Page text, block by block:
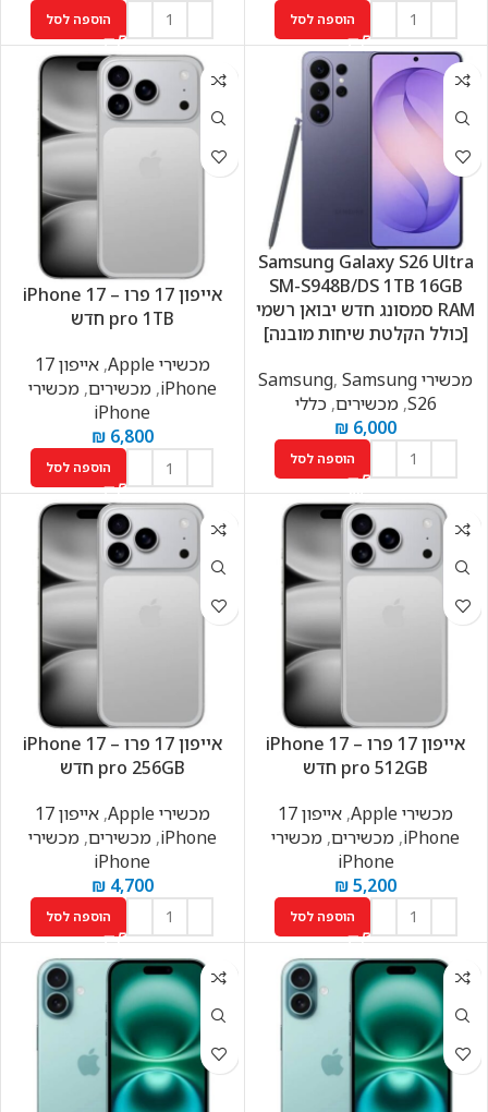
הוספה לסל הוספה לסל
Samsung Galaxy S26 Ultra
SM-S948B/DS 1TB 16GB
RAM סמסונג חדש יבואן רשמי
[כולל הקלטת שיחות מובנה]
מכשירי Samsung
,Samsung
S26
,מכשירים,כללי
₪ 6,000
הוספה לסל
אייפון 17 פרו – iPhone 17
pro 1TB חדש
מכשירי Apple
,
אייפון 17
iPhone
,מכשירים,מכשירי
iPhone
₪6,800
הוספה לסל
אייפון 17 פרו – iPhone 17
pro 512GB חדש
מכשירי Apple
,
אייפון 17
iPhone
, מכשירים, מכשירי
iPhone
₪5,200
הוספה לסל
אייפון 17 פרו – iPhone 17
pro 256GB חדש
מכשירי Apple
,
אייפון 17
iPhone
,מכשירים,מכשירי
iPhone
₪4,700
הוספה לסל